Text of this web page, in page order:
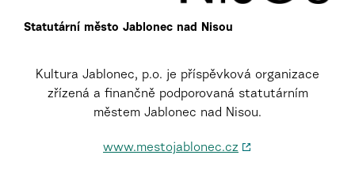
Statutární město Jablonec nad Nisou
Kultura Jablonec, p.o. je příspěvková organizace
zřízená a finančně podporovaná statutárním
městem Jablonec nad Nisou.
www.mestojablonec.cz